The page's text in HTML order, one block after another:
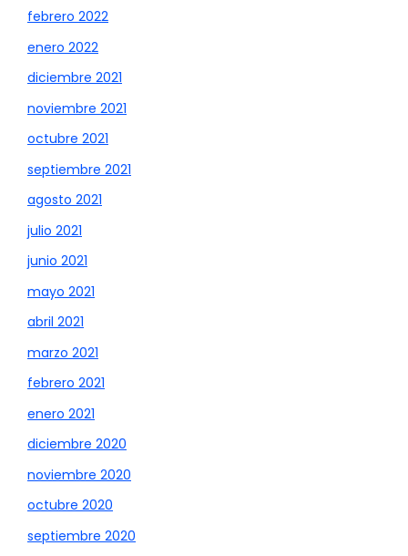
febrero 2022
enero 2022
diciembre 2021
noviembre 2021
octubre 2021
septiembre 2021
agosto 2021
julio 2021
junio 2021
mayo 2021
abril 2021
marzo 2021
febrero 2021
enero 2021
diciembre 2020
noviembre 2020
octubre 2020
septiembre 2020